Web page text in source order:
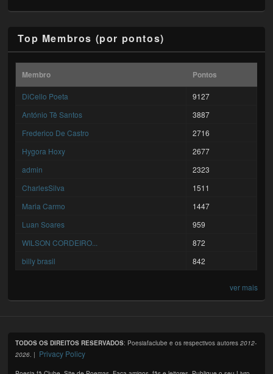
Top Membros (por pontos)
Membro Pontos
DiCello Poeta
9127
António Tê Santos
3887
Frederico De Castro
2716
Hygora Hoxy
2677
admin
2323
CharlesSilva
1511
Maria Carmo
1447
Luan Soares
959
WILSON CORDEIRO...
872
billy brasil
842
ver mais
TODOS OS DIREITOS RESERVADOS: Poesiafaclube e os respectivos autores2012-
2026 . | Privacy Policy